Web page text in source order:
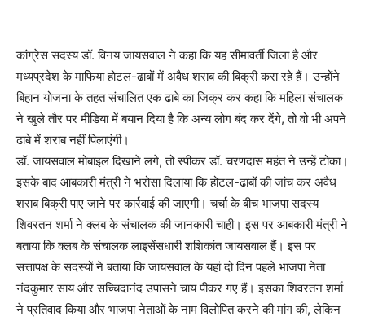
कांग्रेस सदस्य डॉ. विनय जायसवाल ने कहा कि यह सीमावर्ती जिला है और
मध्यप्रदेश के माफिया होटल-ढाबों में अवैध शराब की बिक्री करा रहे हैं। उन्होंने
बिहान योजना के तहत संचालित एक ढाबे का जिक्र कर कहा कि महिला संचालक
ने खुले तौर पर मीडिया में बयान दिया है कि अन्य लोग बंद कर देंगे, तो वो भी अपने
ढाबे में शराब नहीं पिलाएंगी।
डॉ. जायसवाल मोबाइल दिखाने लगे, तो स्पीकर डॉ. चरणदास महंत ने उन्हें टोका।
इसके बाद आबकारी मंत्री ने भरोसा दिलाया कि होटल-ढाबों की जांच कर अवैध
शराब बिक्री पाए जाने पर कार्रवाई की जाएगी। चर्चा के बीच भाजपा सदस्य
शिवरतन शर्मा ने क्लब के संचालक की जानकारी चाही। इस पर आबकारी मंत्री ने
बताया कि क्लब के संचालक लाइसेंसधारी शशिकांत जायसवाल हैं। इस पर
सत्तापक्ष के सदस्यों ने बताया कि जायसवाल के यहां दो दिन पहले भाजपा नेता
नंदकुमार साय और सच्चिदानंद उपासने चाय पीकर गए हैं। इसका शिवरतन शर्मा
ने प्रतिवाद किया और भाजपा नेताओं के नाम विलोपित करने की मांग की, लेकिन